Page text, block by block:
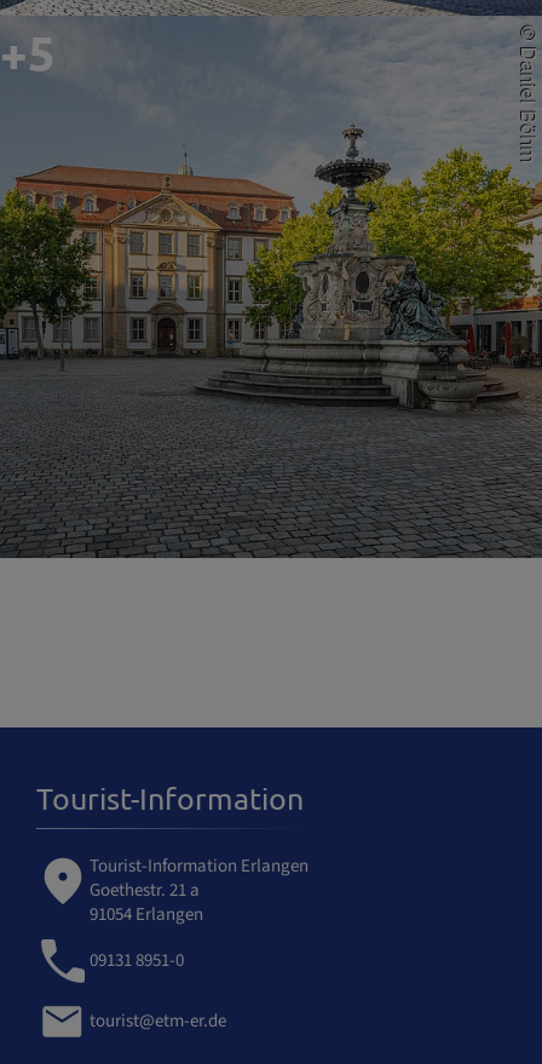
Tourist-Information
Tourist-Information Erlangen
Goethestr. 21 a
91054 Erlangen
09131 8951-0
tourist@etm-er.de